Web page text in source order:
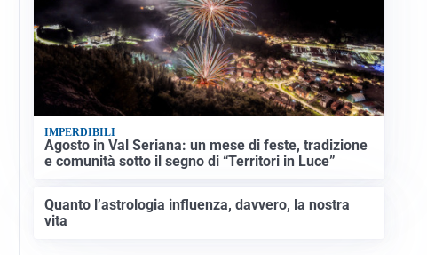
IMPERDIBILI
Agosto in Val Seriana: un mese di feste, tradizione
e comunità sotto il segno di “Territori in Luce”
Quanto l’astrologia influenza, davvero, la nostra
vita